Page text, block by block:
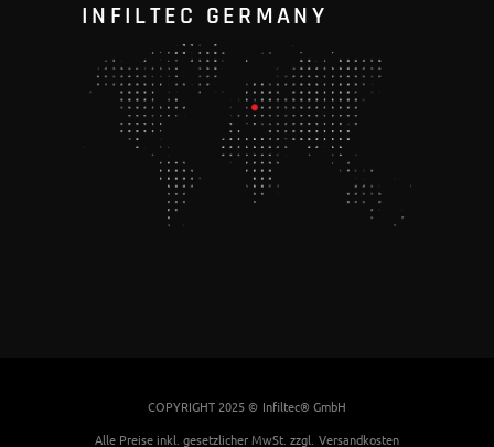
INFILTEC GERMANY
COPYRIGHT 2025 © Infiltec® GmbH
Alle Preise inkl. gesetzlicher MwSt. zzgl. Versandkosten